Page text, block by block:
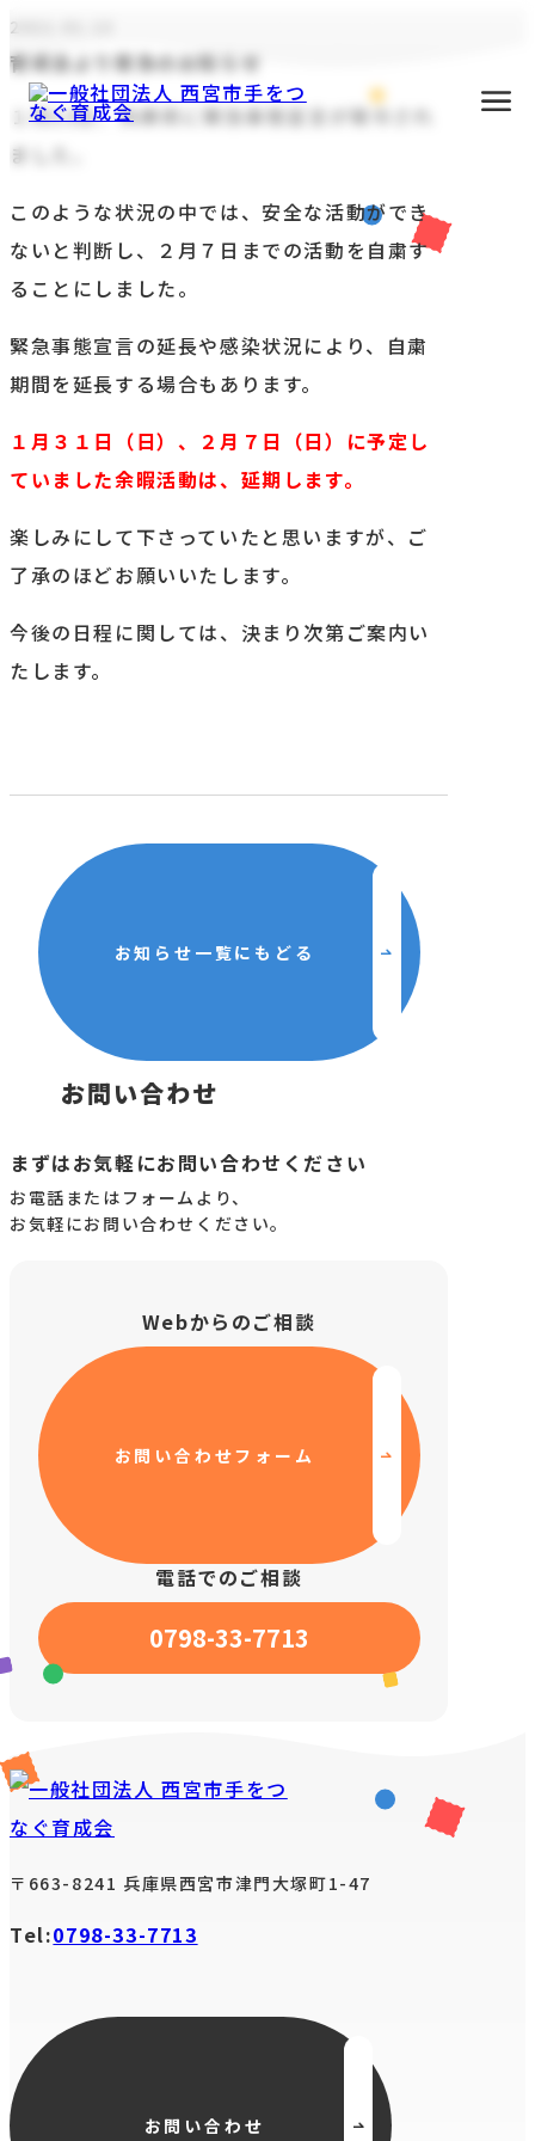
主な活動
私たちについて
お知らせ
活動報告
2021.01.13
育成会より緊急のお知らせ
１月13日、兵庫県に緊急事態宣言が発令され
ました。
このような状況の中では、安全な活動ができ
ないと判断し、２月７日までの活動を自粛す
ることにしました。
緊急事態宣言の延長や感染状況により、自粛
期間を延長する場合もあります。
１月３１日（日）、２月７日（日）に予定し
ていました余暇活動は、延期します。
楽しみにして下さっていたと思いますが、ご
了承のほどお願いいたします。
今後の日程に関しては、決まり次第ご案内い
たします。
お知らせ一覧にもどる
お問い合わせ
まずはお気軽にお問い合わせください
お電話またはフォームより、
お気軽にお問い合わせください。
Webからのご相談
お問い合わせフォーム
電話でのご相談
0798-33-7713
〒663-8241 兵庫県西宮市津門大塚町1-47
Tel:0798-33-7713
お問い合わせ